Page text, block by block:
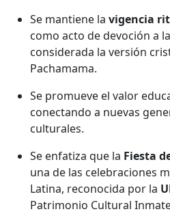
Se mantiene la vigencia
como acto de devoción a
considerada la versión
Pachamama.
Se promueve el valor
conectando a nuevas
culturales.
Se enfatiza que la Fiesta
una de las celebraciones
Latina, reconocida por la
Patrimonio Cultural